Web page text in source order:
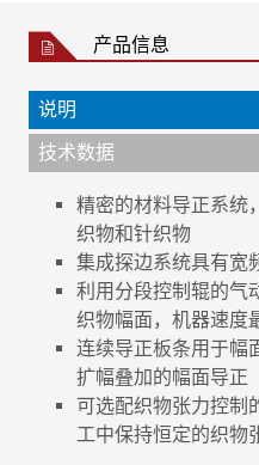
产品信息
说明
技术数据
精密的材料导正系统
织物和针织物
集成探边系统具有宽
利用分段控制辊的气
织物幅面，机器速度
连续导正板条用于幅
扩幅叠加的幅面导正
可选配织物张力控制
工中保持恒定的织物